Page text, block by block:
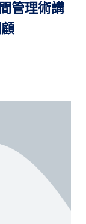
管理術講